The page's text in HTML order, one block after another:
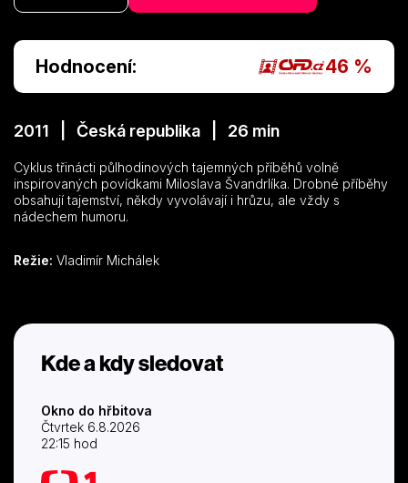
Hodnocení: 46 %
2011 | Česká republika | 26 min
Cyklus třinácti půlhodinových tajemných příběhů volně
inspirovaných povídkami Miloslava Švandrlíka. Drobné příběhy
obsahují tajemství, někdy vyvolávají i hrůzu, ale vždy s
nádechem humoru.
Režie: Vladimír Michálek
Kde a kdy sledovat
Okno do hřbitova
Čtvrtek 6.8.2026
22:15 hod